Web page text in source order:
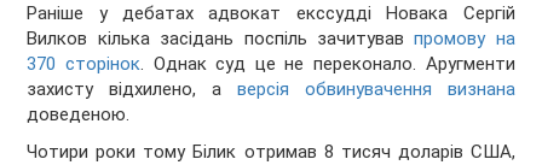
Раніше у дебатах адвокат екссудді Новака Сергій
Вилков кілька засідань поспіль зачитувавпромову на
370 сторінок. Однак суд це не переконало. Аругменти
захисту відхилено, а версія обвинувачення визнана
доведеною.
Чотири роки тому Білик отримав 8 тисяч доларів США,